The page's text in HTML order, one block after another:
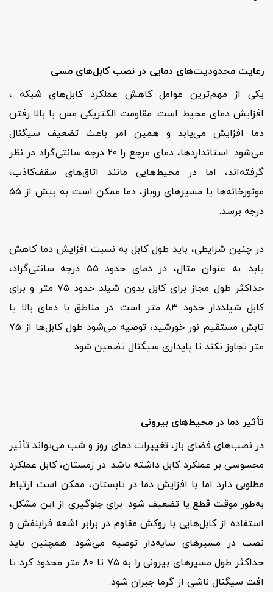
رعایت محدودیت‌های دمایی در نصب کابل‌های مسی
یکی از مهم‌ترین عوامل کاهش عملکرد کابل‌های شبکه ،
افزایش دمای محیط است. مقاومت الکتریکی مس با بالا رفتن
دما افزایش می‌یابد و همین امر باعث تضعیف سیگنال
می‌شود. استانداردها، دمای مرجع را ۲۰ درجه سانتی‌گراد در نظر
گرفته‌اند، اما در محیط‌هایی مانند اتاق‌های سقف‌کاذب،
موتورخانه‌ها یا مسیرهای روباز، دما ممکن است به بیش از ۵۵
درجه برسد.
در چنین شرایطی، باید طول کابل به نسبت افزایش دما کاهش
یابد. به عنوان مثال، در دمای حدود ۵۵ درجه سانتی‌گراد،
حداکثر طول مجاز برای کابل بدون شیلد حدود ۷۵ متر و برای
کابل شیلددار حدود ۸۳ متر است. در مناطق با دمای بالا یا
تابش مستقیم نور خورشید، توصیه می‌شود طول کابل‌ها از ۷۵
متر تجاوز نکند تا پایداری سیگنال تضمین شود.
تأثیر دما در محیط‌های بیرونی
در نصب‌های فضای باز، تغییرات دمای روز و شب می‌تواند تأثیر
محسوسی بر عملکرد کابل داشته باشد. در زمستان، کابل عملکرد
مطلوبی دارد اما با افزایش دما در تابستان، ممکن است ارتباط
به‌طور موقت قطع یا تضعیف شود. برای جلوگیری از این مشکل،
استفاده از کابل‌هایی با روکش مقاوم در برابر اشعه فرابنفش و
نصب در مسیرهای سایه‌دار توصیه می‌شود. همچنین باید
حداکثر طول مسیرهای بیرونی را به ۷۵ تا ۸۰ متر محدود کرد تا
افت سیگنال ناشی از گرما جبران شود.